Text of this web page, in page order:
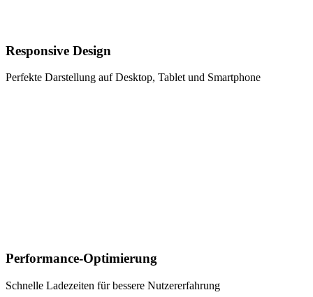
Responsive Design
Perfekte Darstellung auf Desktop, Tablet und Smartphone
Performance-Optimierung
Schnelle Ladezeiten für bessere Nutzererfahrung